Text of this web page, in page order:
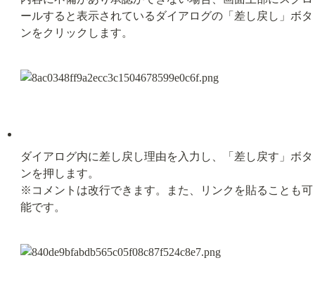
ールすると表示されているダイアログの「差し戻し」ボタ
ンをクリックします。
ダイアログ内に差し戻し理由を入力し、「差し戻す」ボタ
ンを押します。
※コメントは改行できます。また、リンクを貼ることも可
能です。